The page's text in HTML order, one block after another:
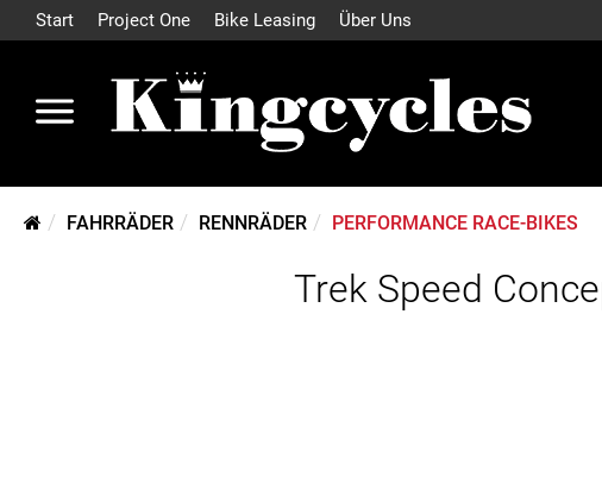
Start Project One Bike Leasing Über Uns
FAHRRÄDER RENNRÄDER PERFORMANCE RACE-BIKES
Trek Speed